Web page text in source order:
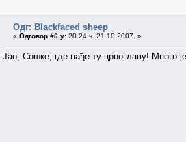
Одг: Blackfaced sheep
« Одговор #6 у: 20.24 ч. 21.10.2007. »
Јао, Сошке, где нађе ту црноглаву! Много